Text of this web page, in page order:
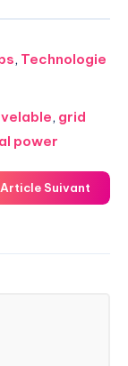
, Technologie
, grid
power
Article Suivant